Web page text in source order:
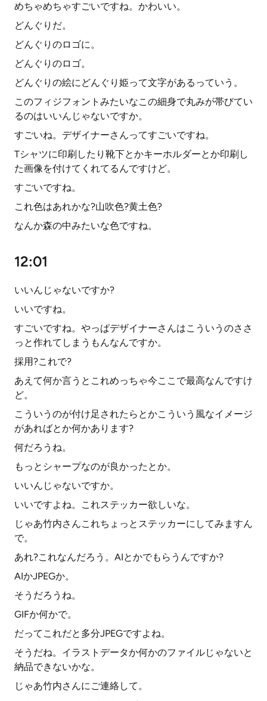
めちゃめちゃすごいですね。かわいい。
どんぐりだ。
どんぐりのロゴに。
どんぐりのロゴ。
どんぐりの絵にどんぐり姫って文字があるっていう。
このフィジフォントみたいなこの細身で丸みが帯びてい
るのはいいんじゃないですか。
すごいね。デザイナーさんってすごいですね。
Tシャツに印刷したり靴下とかキーホルダーとか印刷し
た画像を付けてくれてるんですけど。
すごいですね。
これ色はあれかな?山吹色?黄土色?
なんか森の中みたいな色ですね。
12:01
いいんじゃないですか?
いいですね。
すごいですね。やっぱデザイナーさんはこういうのささ
っと作れてしまうもんなんですか。
採用?これで?
あえて何か言うとこれめっちゃ今ここで最高なんですけ
ど。
こういうのが付け足されたらとかこういう風なイメージ
があればとか何かあります?
何だろうね。
もっとシャープなのが良かったとか。
いいんじゃないですか。
いいですよね。これステッカー欲しいな。
じゃあ竹内さんこれちょっとステッカーにしてみますん
で。
あれ?これなんだろう。AIとかでもらうんですか?
AIかJPEGか。
そうだろうね。
GIFか何かで。
だってこれだと多分JPEGですよね。
そうだね。イラストデータか何かのファイルじゃないと
納品できないかな。
じゃあ竹内さんにご連絡して。